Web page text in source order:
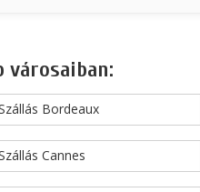
városaiban:
Bordeaux
Cannes